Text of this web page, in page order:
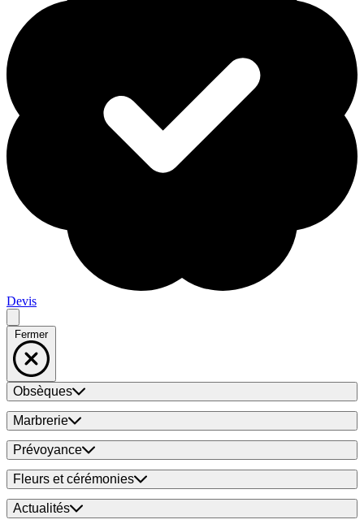
Devis
Fermer
Obsèques
Marbrerie
Prévoyance
Fleurs et cérémonies
Actualités